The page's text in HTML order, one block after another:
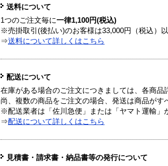
送料について
1つのご注文毎に一律1,100円(税込)
※売掛取引(後払い)のお客様は33,000円（税込）
⇒送料について詳しくはこちら
配送について
在庫がある場合のご注文につきましては、各商品
尚、複数の商品をご注文の場合、発送は商品がす
※配送業者は「佐川急便」または「ヤマト運輸」
⇒配送について詳しくはこちら
見積書・請求書・納品書等の発行について